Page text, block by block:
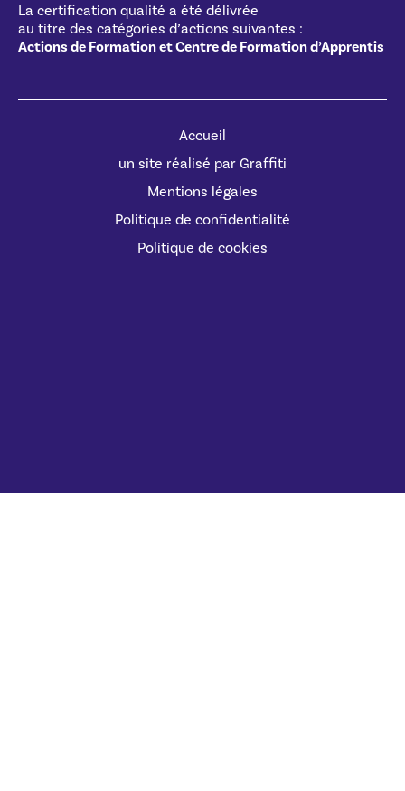
La certification qualité a été délivrée
au titre des catégories d’actions suivantes :
Actions de Formation et Centre de Formation d’Apprentis
Accueil
un site réalisé par Graffiti
Mentions légales
Politique de confidentialité
Politique de cookies